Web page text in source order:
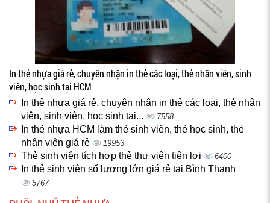
In thẻ nhựa giá rẻ, chuyên nhận in thẻ các loại, thẻ nhân viên, sinh
viên, học sinh tại HCM
In thẻ nhựa giá rẻ, chuyên nhận in thẻ các loại, thẻ nhân
viên, sinh viên, học sinh tại...
7558
In thẻ nhựa HCM làm thẻ sinh viên, thẻ học sinh, thẻ
nhân viên giá rẻ
19953
Thẻ sinh viên tích hợp thẻ thư viện tiện lợi 6400
In thẻ sinh viên số lượng lớn giá rẻ tại Bình Thạnh
5767